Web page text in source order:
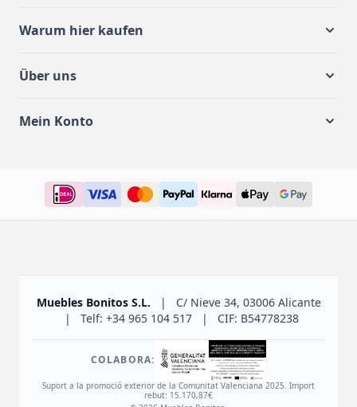
Warum hier kaufen
Über uns
Mein Konto
Muebles Bonitos S.L. |
C/ Nieve 34, 03006 Alicante
|
Telf: +34 965 104 517 | CIF: B54778238
COLABORA:
Suport a la promoció exterior de la Comunitat Valenciana 2025. Import
rebut: 15.170,87€